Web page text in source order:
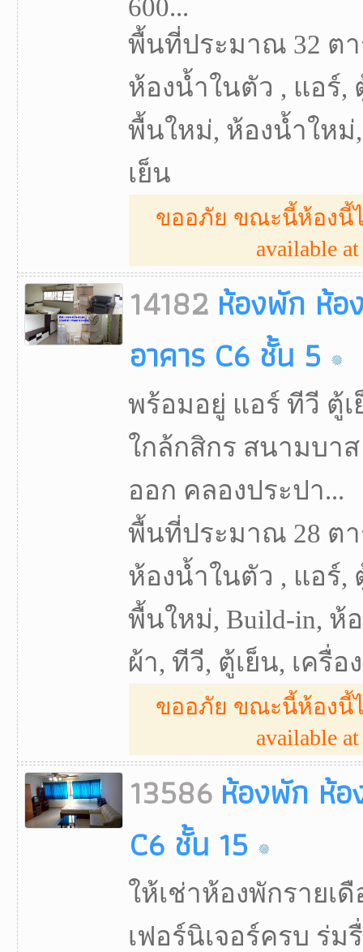
600...
พื้นที่ประมาณ 32 ตา
ห้องน้ำในตัว , แอร์,
พื้นใหม่, ห้องน้ำใหม่
เย็น
ขออภัย ขณะนี้ห้องนี้ไ
available
14182 ห้องพัก ห้อ
อาคาร C6 ชั้น 5
พร้อมอยู่ แอร์ ทีวี ตู้
ใกล้กสิกร สนามบาส
ออก คลองประปา...
พื้นที่ประมาณ 28 ตา
ห้องน้ำในตัว , แอร์,
พื้นใหม่, Build-in, ห้
ผ้า, ทีวี, ตู้เย็น, เครื่
ขออภัย ขณะนี้ห้องนี้ไ
available
13586 ห้องพัก ห้อ
C6 ชั้น 15
ให้เช่าห้องพักรายเ
เฟอร์นิเจอร์ครบ ร่